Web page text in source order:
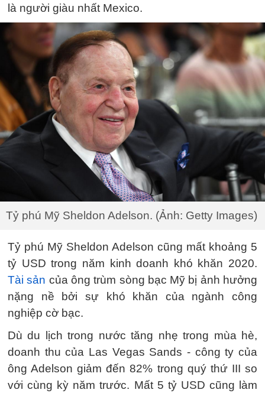
là người giàu nhất Mexico.
Tỷ phú Mỹ Sheldon Adelson. (Ảnh: Getty Images)
Tỷ phú Mỹ Sheldon Adelson cũng mất khoảng 5
tỷ USD trong năm kinh doanh khó khăn 2020.
Tài sản của ông trùm sòng bạc Mỹ bị ảnh hưởng
nặng nề bởi sự khó khăn của ngành công
nghiệp cờ bạc.
Dù du lịch trong nước tăng nhẹ trong mùa hè,
doanh thu của Las Vegas Sands - công ty của
ông Adelson giảm đến 82% trong quý thứ III so
với cùng kỳ năm trước. Mất 5 tỷ USD cũng làm